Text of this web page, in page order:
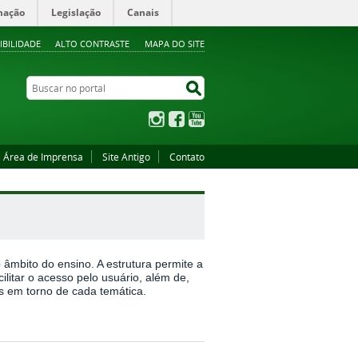
ALTO CONTRASTE MAPA DO SITE
Legislação Canais
Buscar no portal
InstagramFacebook
Área de Imprensa Site Antigo Contato
do ensino. A estrutura permite a
o acesso pelo usuário, além de,
torno de cada temática.